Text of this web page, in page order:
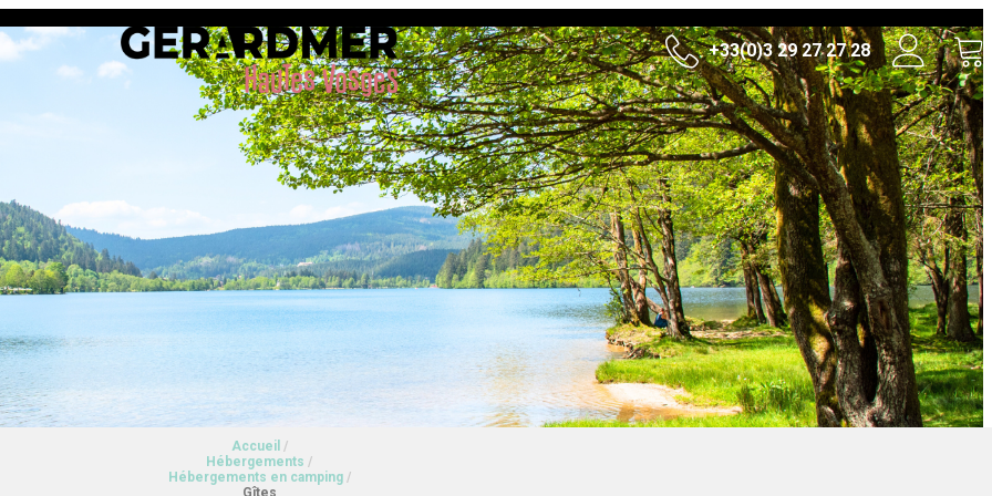
+33(0)3 29 27 27 28
Accueil /
Hébergements /
Hébergements en camping /
Gîtes